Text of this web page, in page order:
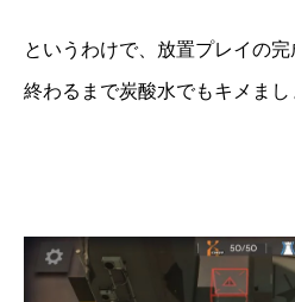
というわけで、放置プレイの完
終わるまで炭酸水でもキメまし